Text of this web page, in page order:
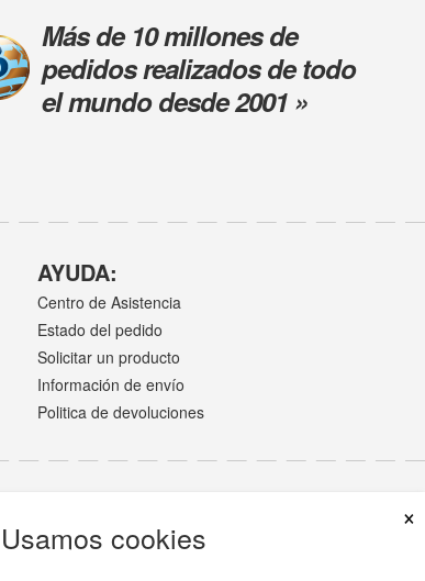
Usamos cookies
×
Más de 10 millones de
pedidos realizados de todo
el mundo desde 2001 »
AYUDA:
Centro de Asistencia
Estado del pedido
Solicitar un producto
Información de envío
Politica de devoluciones